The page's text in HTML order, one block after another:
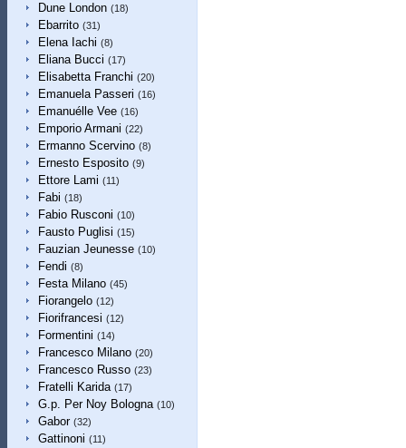
Dune London (18)
Ebarrito (31)
Elena Iachi (8)
Eliana Bucci (17)
Elisabetta Franchi (20)
Emanuela Passeri (16)
Emanuélle Vee (16)
Emporio Armani (22)
Ermanno Scervino (8)
Ernesto Esposito (9)
Ettore Lami (11)
Fabi (18)
Fabio Rusconi (10)
Fausto Puglisi (15)
Fauzian Jeunesse (10)
Fendi (8)
Festa Milano (45)
Fiorangelo (12)
Fiorifrancesi (12)
Formentini (14)
Francesco Milano (20)
Francesco Russo (23)
Fratelli Karida (17)
G.p. Per Noy Bologna (10)
Gabor (32)
Gattinoni (11)